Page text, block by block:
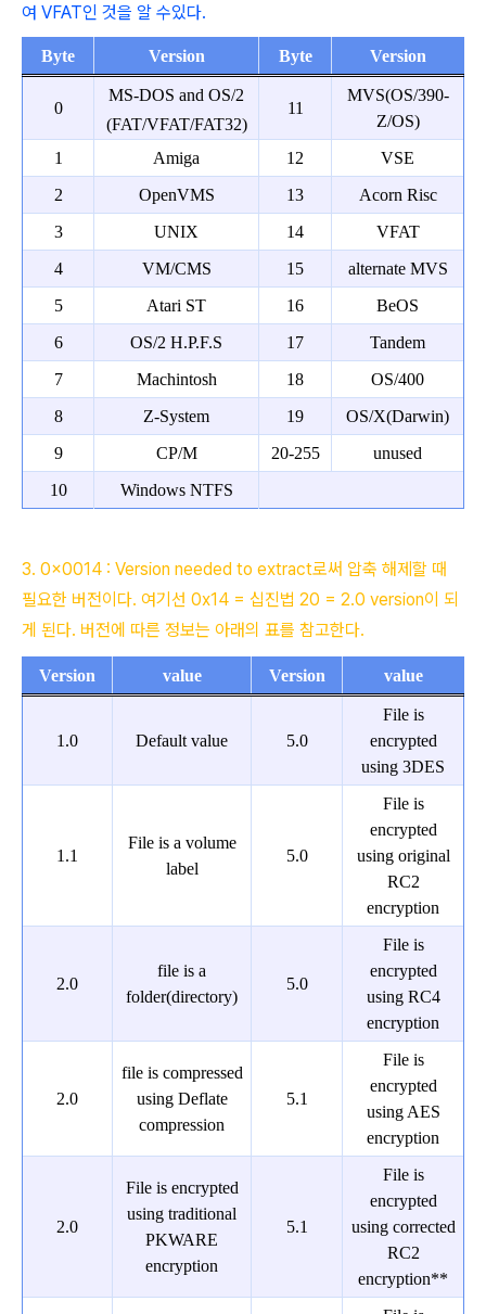
여 VFAT인 것을 알 수있다.
Byte Version Byte Version
0
MS-DOS and OS/2
(FAT/VFAT/FAT32)
11
MVS(OS/390-
Z/OS)
1
Amiga 12
VSE
2
OpenVMS 13
Acorn Risc
3
UNIX 14
VFAT
4
VM/CMS 15
alternate MVS
5
Atari ST 16
BeOS
6
OS/2 H.P.F.S 17
Tandem
7
Machintosh 18
OS/400
8
Z-System 19
OS/X(Darwin)
9
CP/M 20-255
unused
10
Windows NTFS
3. 0x0014 : Version needed to extract로써 압축 해제할 때
필요한 버전이다. 여기선 0x14 = 십진법 20 = 2.0 version이 되
게 된다. 버전에 따른 정보는 아래의 표를 참고한다.
Version value Version value
1.0 Default value 5.0
File is
encrypted
using 3DES
1.1
File is a volume
label
5.0
File is
encrypted
using original
RC2
encryption
2.0
file is a
folder(directory)
5.0
File is
encrypted
using RC4
encryption
2.0
file is compressed
using Deflate
compression
5.1
File is
encrypted
using AES
encryption
2.0
File is encrypted
using traditional
PKWARE
encryption
5.1
File is
encrypted
using corrected
RC2
encryption**